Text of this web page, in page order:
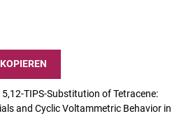
KOPIEREN
TIPS-Substitution of Tetracene:
and Cyclic Voltammetric Behavior in